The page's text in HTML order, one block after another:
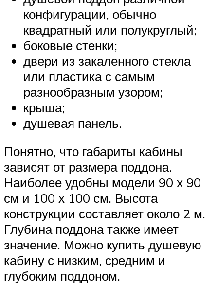
конфигурации, обычно
квадратный или полукруглый;
боковые стенки;
двери из закаленного стекла
или пластика с самым
разнообразным узором;
крыша;
душевая панель.
Понятно, что габариты кабины
зависят от размера поддона.
Наиболее удобны модели 90 х 90
см и 100 х 100 см. Высота
конструкции составляет около 2 м.
Глубина поддона также имеет
значение. Можно купить душевую
кабину с низким, средним и
глубоким поддоном.